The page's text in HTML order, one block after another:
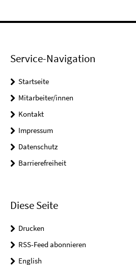
Service-Navigation
Startseite
Mitarbeiter/innen
Kontakt
Impressum
Datenschutz
Barrierefreiheit
Diese Seite
Drucken
RSS-Feed abonnieren
English